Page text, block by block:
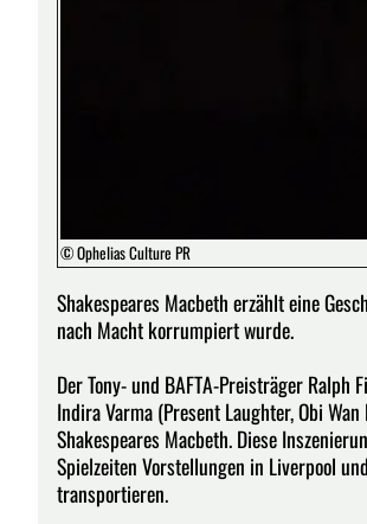
© Ophelias Culture PR
Shakespeares Macbeth erzählt eine
nach Macht korrumpiert wurde.
Der Tony- und BAFTA-Preisträger
Indira Varma (Present Laughter, Obi
Shakespeares Macbeth. Diese
Spielzeiten Vorstellungen in Liverpool
transportieren.